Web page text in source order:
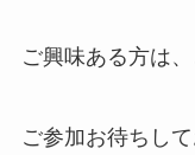
ご興味ある方は、
ご参加お待ちし